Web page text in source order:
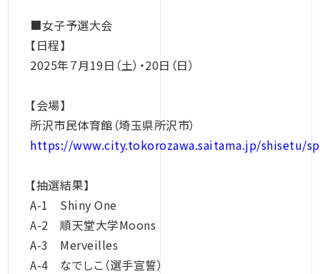
■女子予選大会
【日程】
2025年７月19日（土）・20日（日）
【会場】
所沢市民体育館（埼玉県所沢市）
https://www.city.tokorozawa.saitama.jp/shisetu/
【抽選結果】
A-1 Shiny One
A-2 順天堂大学Moons
A-3 Merveilles
A-4 なでしこ（選手宣誓）